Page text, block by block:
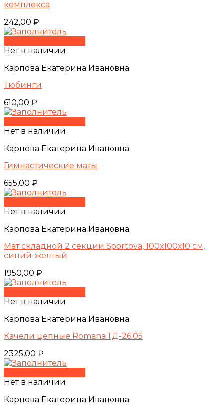
комплекса
242,00 ₽
Нет в наличии
Карпова Екатерина Ивановна
Тюбинги
610,00 ₽
Нет в наличии
Карпова Екатерина Ивановна
Гимнастические маты
655,00 ₽
Нет в наличии
Карпова Екатерина Ивановна
Мат складной 2 секции Sportova, 100х100х10 см,
синий-желтый
1950,00 ₽
Нет в наличии
Карпова Екатерина Ивановна
Качели цепные Romana 1.Д-26.05
2325,00 ₽
Нет в наличии
Карпова Екатерина Ивановна